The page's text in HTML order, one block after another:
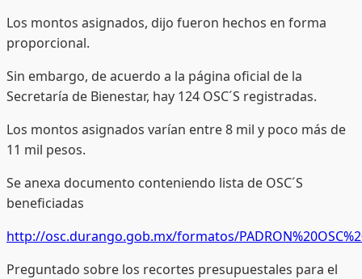
Los montos asignados, dijo fueron hechos en forma
proporcional.
Sin embargo, de acuerdo a la página oficial de la
Secretaría de Bienestar, hay 124 OSC´S registradas.
Los montos asignados varían entre 8 mil y poco más de
11 mil pesos.
Se anexa documento conteniendo lista de OSC´S
beneficiadas
http://osc.durango.gob.mx/formatos/
Preguntado sobre los recortes presupuestales para el